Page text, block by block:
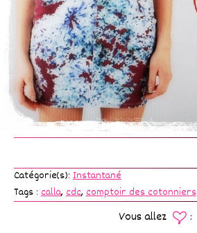
Catégorie(s): Instantané
Tags : calla,cdc,comptoir des cotonniers
Vous allez :